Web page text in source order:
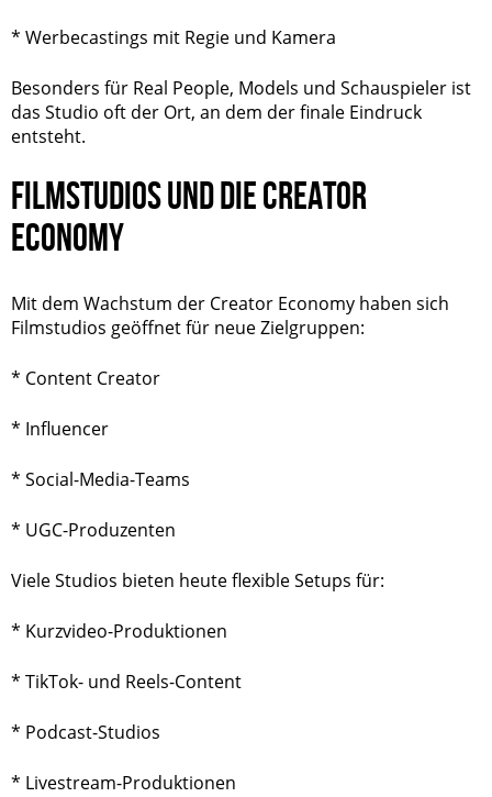
* Werbecastings mit Regie und Kamera
Besonders für Real People, Models und Schauspieler ist
das Studio oft der Ort, an dem der finale Eindruck
entsteht.
FILMSTUDIOS UND DIE CREATOR
ECONOMY
Mit dem Wachstum der Creator Economy haben sich
Filmstudios geöffnet für neue Zielgruppen:
* Content Creator
* Influencer
* Social-Media-Teams
* UGC-Produzenten
Viele Studios bieten heute flexible Setups für:
* Kurzvideo-Produktionen
* TikTok- und Reels-Content
* Podcast-Studios
* Livestream-Produktionen